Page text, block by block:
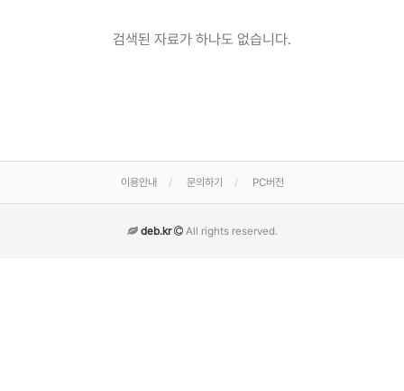
검색된 자료가 하나도 없습니다.
이용안내 문의하기 PC버전
deb.kr All rights reserved.